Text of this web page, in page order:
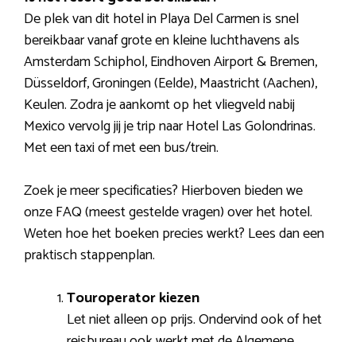
De plek van dit hotel in Playa Del Carmen is snel
bereikbaar vanaf grote en kleine luchthavens als
Amsterdam Schiphol, Eindhoven Airport & Bremen,
Düsseldorf, Groningen (Eelde), Maastricht (Aachen),
Keulen. Zodra je aankomt op het vliegveld nabij
Mexico vervolg jij je trip naar Hotel Las Golondrinas.
Met een taxi of met een bus/trein.
Zoek je meer specificaties? Hierboven bieden we
onze FAQ (meest gestelde vragen) over het hotel.
Weten hoe het boeken precies werkt? Lees dan een
praktisch stappenplan.
Touroperator kiezen
Let niet alleen op prijs. Ondervind ook of het